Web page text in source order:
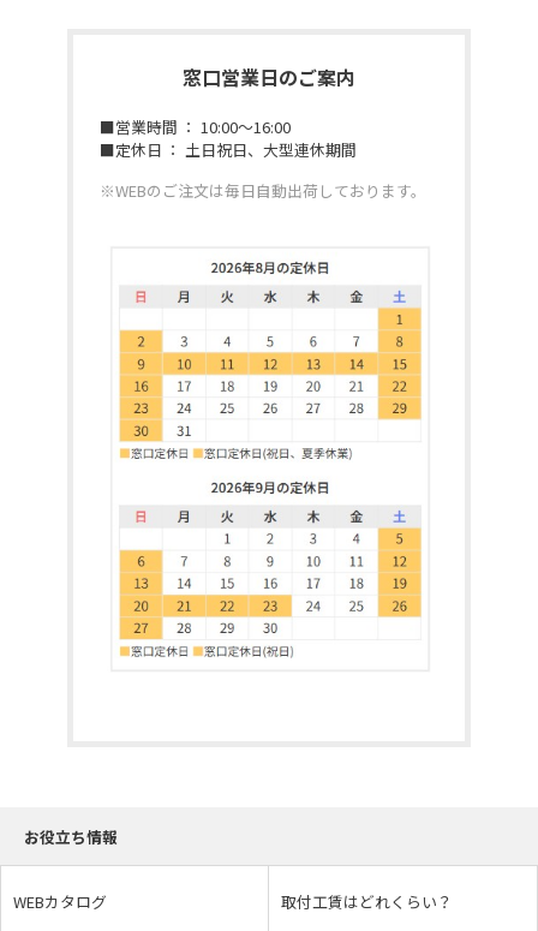
窓口営業日のご案内
■営業時間 ： 10:00～16:00
■定休日 ： 土日祝日、大型連休期間
※WEBのご注文は毎日自動出荷しております。
お役立ち情報
WEBカタログ 取付工賃はどれくらい？